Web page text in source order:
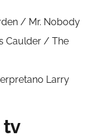
/ Mr. Nobody
Caulder / The
Larry
tv